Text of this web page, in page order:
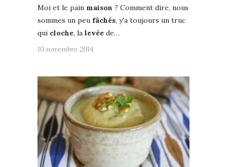
Moi et le pain maison ? Comment dire, nous
sommes un peu fâchés, y'a toujours un truc
qui cloche, la levée de…
10 novembre 2014